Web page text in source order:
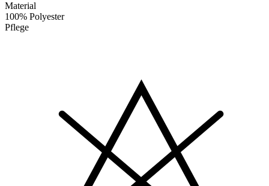
Material
100% Polyester
Pflege